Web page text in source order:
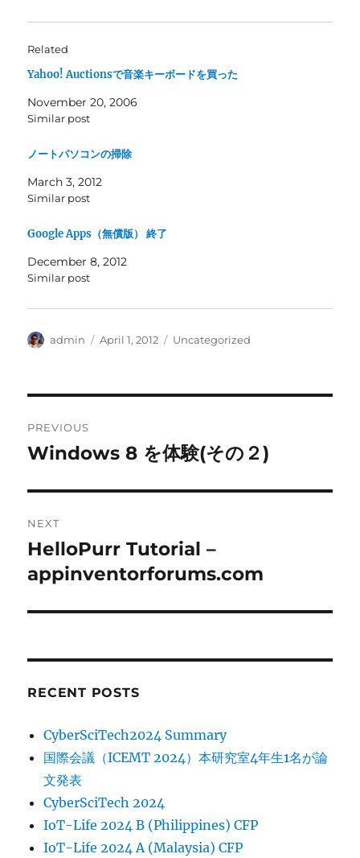
Related
Yahoo! Auctionsで音楽キーボードを買った
November 20, 2006
Similar post
ノートパソコンの掃除
March 3, 2012
Similar post
Google Apps（無償版） 終了
December 8, 2012
Similar post
Author
admin
Posted
April 1, 2012 Categories
Uncategorized
navigation
PREVIOUS
Previous
Windows 8 を体験(その２)
NEXT
Next
post:
HelloPurr Tutorial –
appinventorforums.com
RECENT POSTS
CyberSciTech2024 Summary
国際会議（ICEMT 2024）本研究室4年生1名が論
文発表
CyberSciTech 2024
IoT-Life 2024 B (Philippines) CFP
IoT-Life 2024 A (Malaysia) CFP